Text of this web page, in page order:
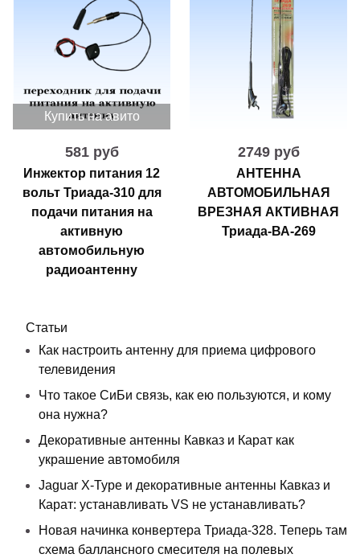
Купить на авито
581 руб
Инжектор питания 12
вольт Триада-310 для
подачи питания на
активную
автомобильную
радиоантенну
2749 руб
АНТЕННА
АВТОМОБИЛЬНАЯ
ВРЕЗНАЯ АКТИВНАЯ
Триада-ВА-269
Статьи
Как настроить антенну для приема цифрового
телевидения
Что такое СиБи связь, как ею пользуются, и кому
она нужна?
Декоративные антенны Кавказ и Карат как
украшение автомобиля
Jaguar X-Type и декоративные антенны Кавказ и
Карат: устанавливать VS не устанавливать?
Новая начинка конвертера Триада-328. Теперь там
схема баллансного смесителя на полевых